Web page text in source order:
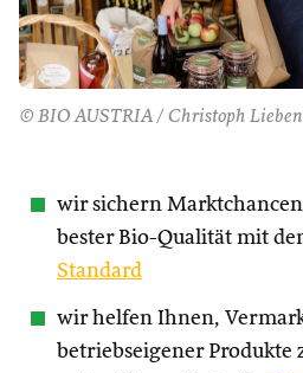
© BIO AUSTRIA / Christoph
wir sichern
bester Bio-Qualität mit
Standard
wir helfen Ihnen,
betriebseigener Produkte